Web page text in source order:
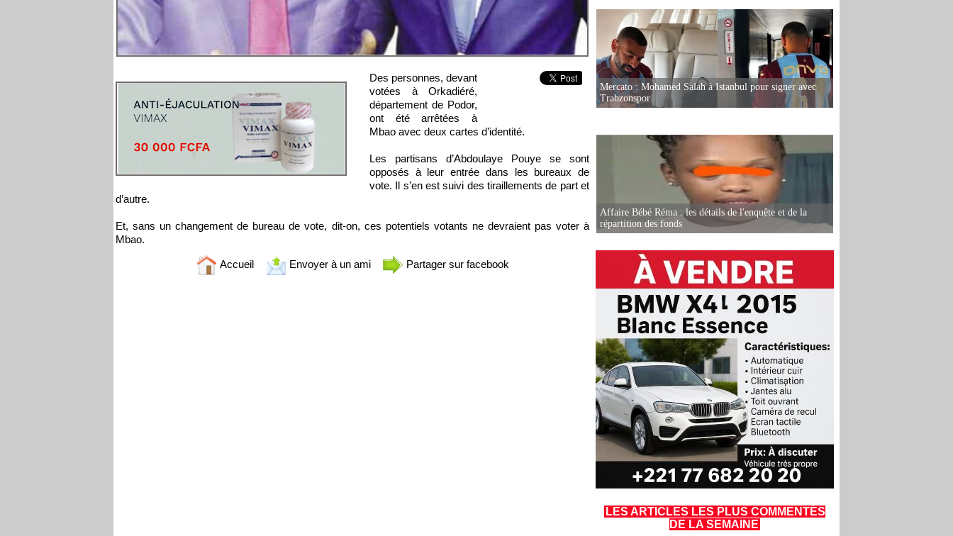
Des personnes, devant
votées à Orkadiéré,
département de Podor,
ont été arrêtées à
Mbao avec deux cartes d’identité.
Les partisans d’Abdoulaye Pouye se sont
opposés à leur entrée dans les bureaux de
vote. Il s’en est suivi des tiraillements de part et
d’autre.
Et, sans un changement de bureau de vote, dit-on, ces potentiels votants ne devraient pas voter à
Mbao.
Accueil Envoyer à un ami Partager sur facebook
Mercato : Mohamed Salah à Istanbul pour signer avec
Trabzonspor
Affaire Bébé Réma : les détails de l'enquête et de la
répartition des fonds
LES ARTICLES LES PLUS COMMENTÉS
DE LA SEMAINE